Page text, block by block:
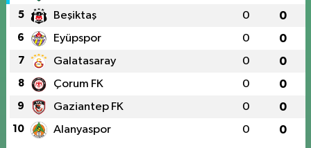
5 Beşiktaş 0 0
6 Eyüpspor 0 0
7 Galatasaray 0 0
8 Çorum FK 0 0
9 Gaziantep FK 0 0
10 Alanyaspor 0 0